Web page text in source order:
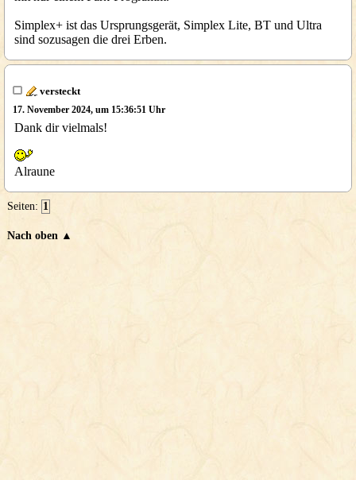
Simplex+ ist das Ursprungsgerät, Simplex Lite, BT und Ultra
sind sozusagen die drei Erben.
versteckt
17. November 2024, um 15:36:51 Uhr
Dank dir vielmals!
Alraune
Seiten: 1
Nach oben ▲